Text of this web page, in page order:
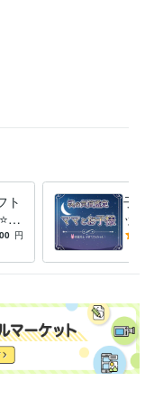
ト
タ
子円
子育
ット
子の